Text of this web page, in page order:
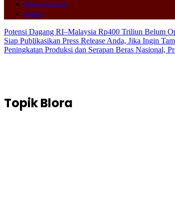
Internasional
Video
Potensi Dagang RI–Malaysia Rp400 Triliun Belum
Siap Publikasikan Press Release Anda, Jika Ingin
Peningkatan Produksi dan Serapan Beras Nasional,
TopikBlora